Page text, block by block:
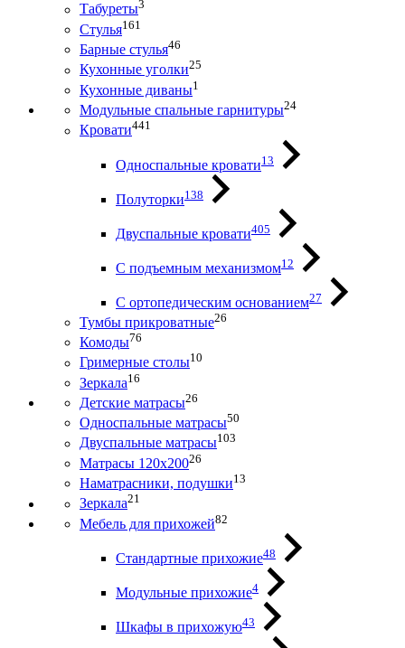
Табуреты3
Стулья161
Барные стулья46
Кухонные уголки25
Кухонные диваны1
Модульные спальные гарнитуры24
Кровати441
Односпальные кровати13
Полуторки138
Двуспальные кровати405
С подъемным механизмом12
С ортопедическим основанием27
Тумбы прикроватные26
Комоды76
Гримерные столы10
Зеркала16
Детские матрасы26
Односпальные матрасы50
Двуспальные матрасы103
Матрасы 120х20026
Наматрасники, подушки13
Зеркала21
Мебель для прихожей82
Стандартные прихожие48
Модульные прихожие4
Шкафы в прихожую43